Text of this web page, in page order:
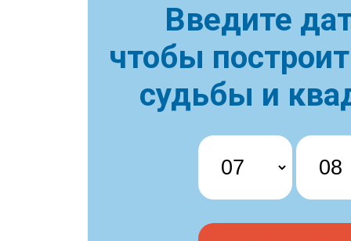
Введите
чтобы
судьбы и